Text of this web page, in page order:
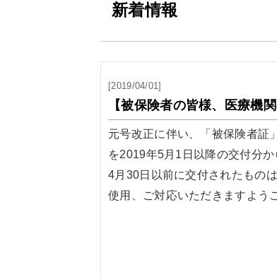
新着情報
[2019/04/01]
【被保険者の皆様、医療機関
元号改正に伴い、「被保険者証
を2019年5月1日以降の交付分か
4月30日以前に交付されたもの
使用、ご対応いただきますよう